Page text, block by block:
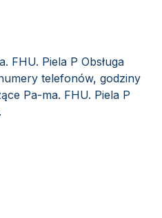
FHU. Piela P Obsługa
telefonów, godziny
Pa-ma. FHU. Piela P